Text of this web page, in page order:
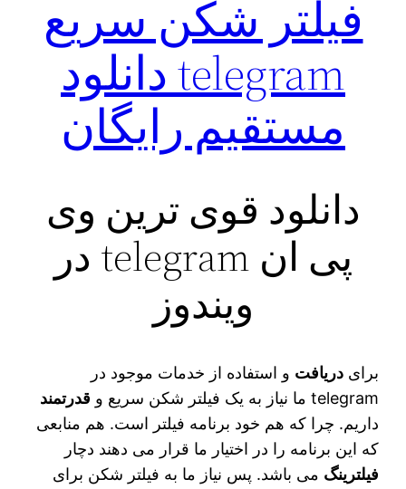
فیلتر شکن سریع
telegram دانلود
مستقیم رایگان
دانلود قوی ترین وی
پی ان telegram در
ویندوز
برایدریافت و استفاده از خدمات موجود در
telegram ما نیاز به یک فیلتر شکن سریع و
قدرتمند
داریم. چرا که هم خود برنامه فیلتر است. هم منابعی
که این برنامه را در اختیار ما قرار می‌ دهند دچار
فیلترینگ می‌ باشد. پس نیاز ما به فیلتر شکن برای